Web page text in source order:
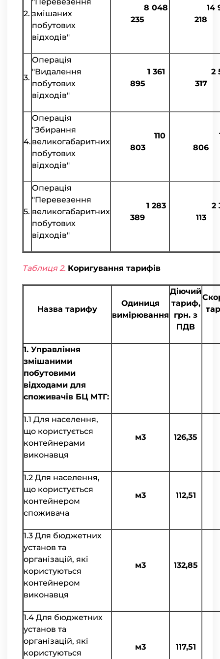
2. змішаних
побутових
відходів"
8 048
235
14
218
3.
Операція
"Видалення
побутових
відходів"
1 361
895
2
317
4.
Операція
"Збирання
великогабаритних
побутових
відходів"
110
803
806
5.
Операція
"Перевезення
великогабаритних
побутових
відходів"
1 283
389
2
113
Таблиця 2. Коригування тарифів
Назва тарифу
Одиниця
вимірювання
Діючий
тариф,
грн. з
ПДВ
1. Управління
змішаними
побутовими
відходами для
споживачів БЦ МТГ:
1.1 Для населення,
що користується
контейнерами
виконавця
м3 126,35
1.2 Для населення,
що користується
контейнером
споживача
м3 112,51
1.3 Для бюджетних
установ та
організацій, які
користуються
контейнером
виконавця
м3 132,85
1.4 Для бюджетних
установ та
організацій, які
користуються
м3 117,51